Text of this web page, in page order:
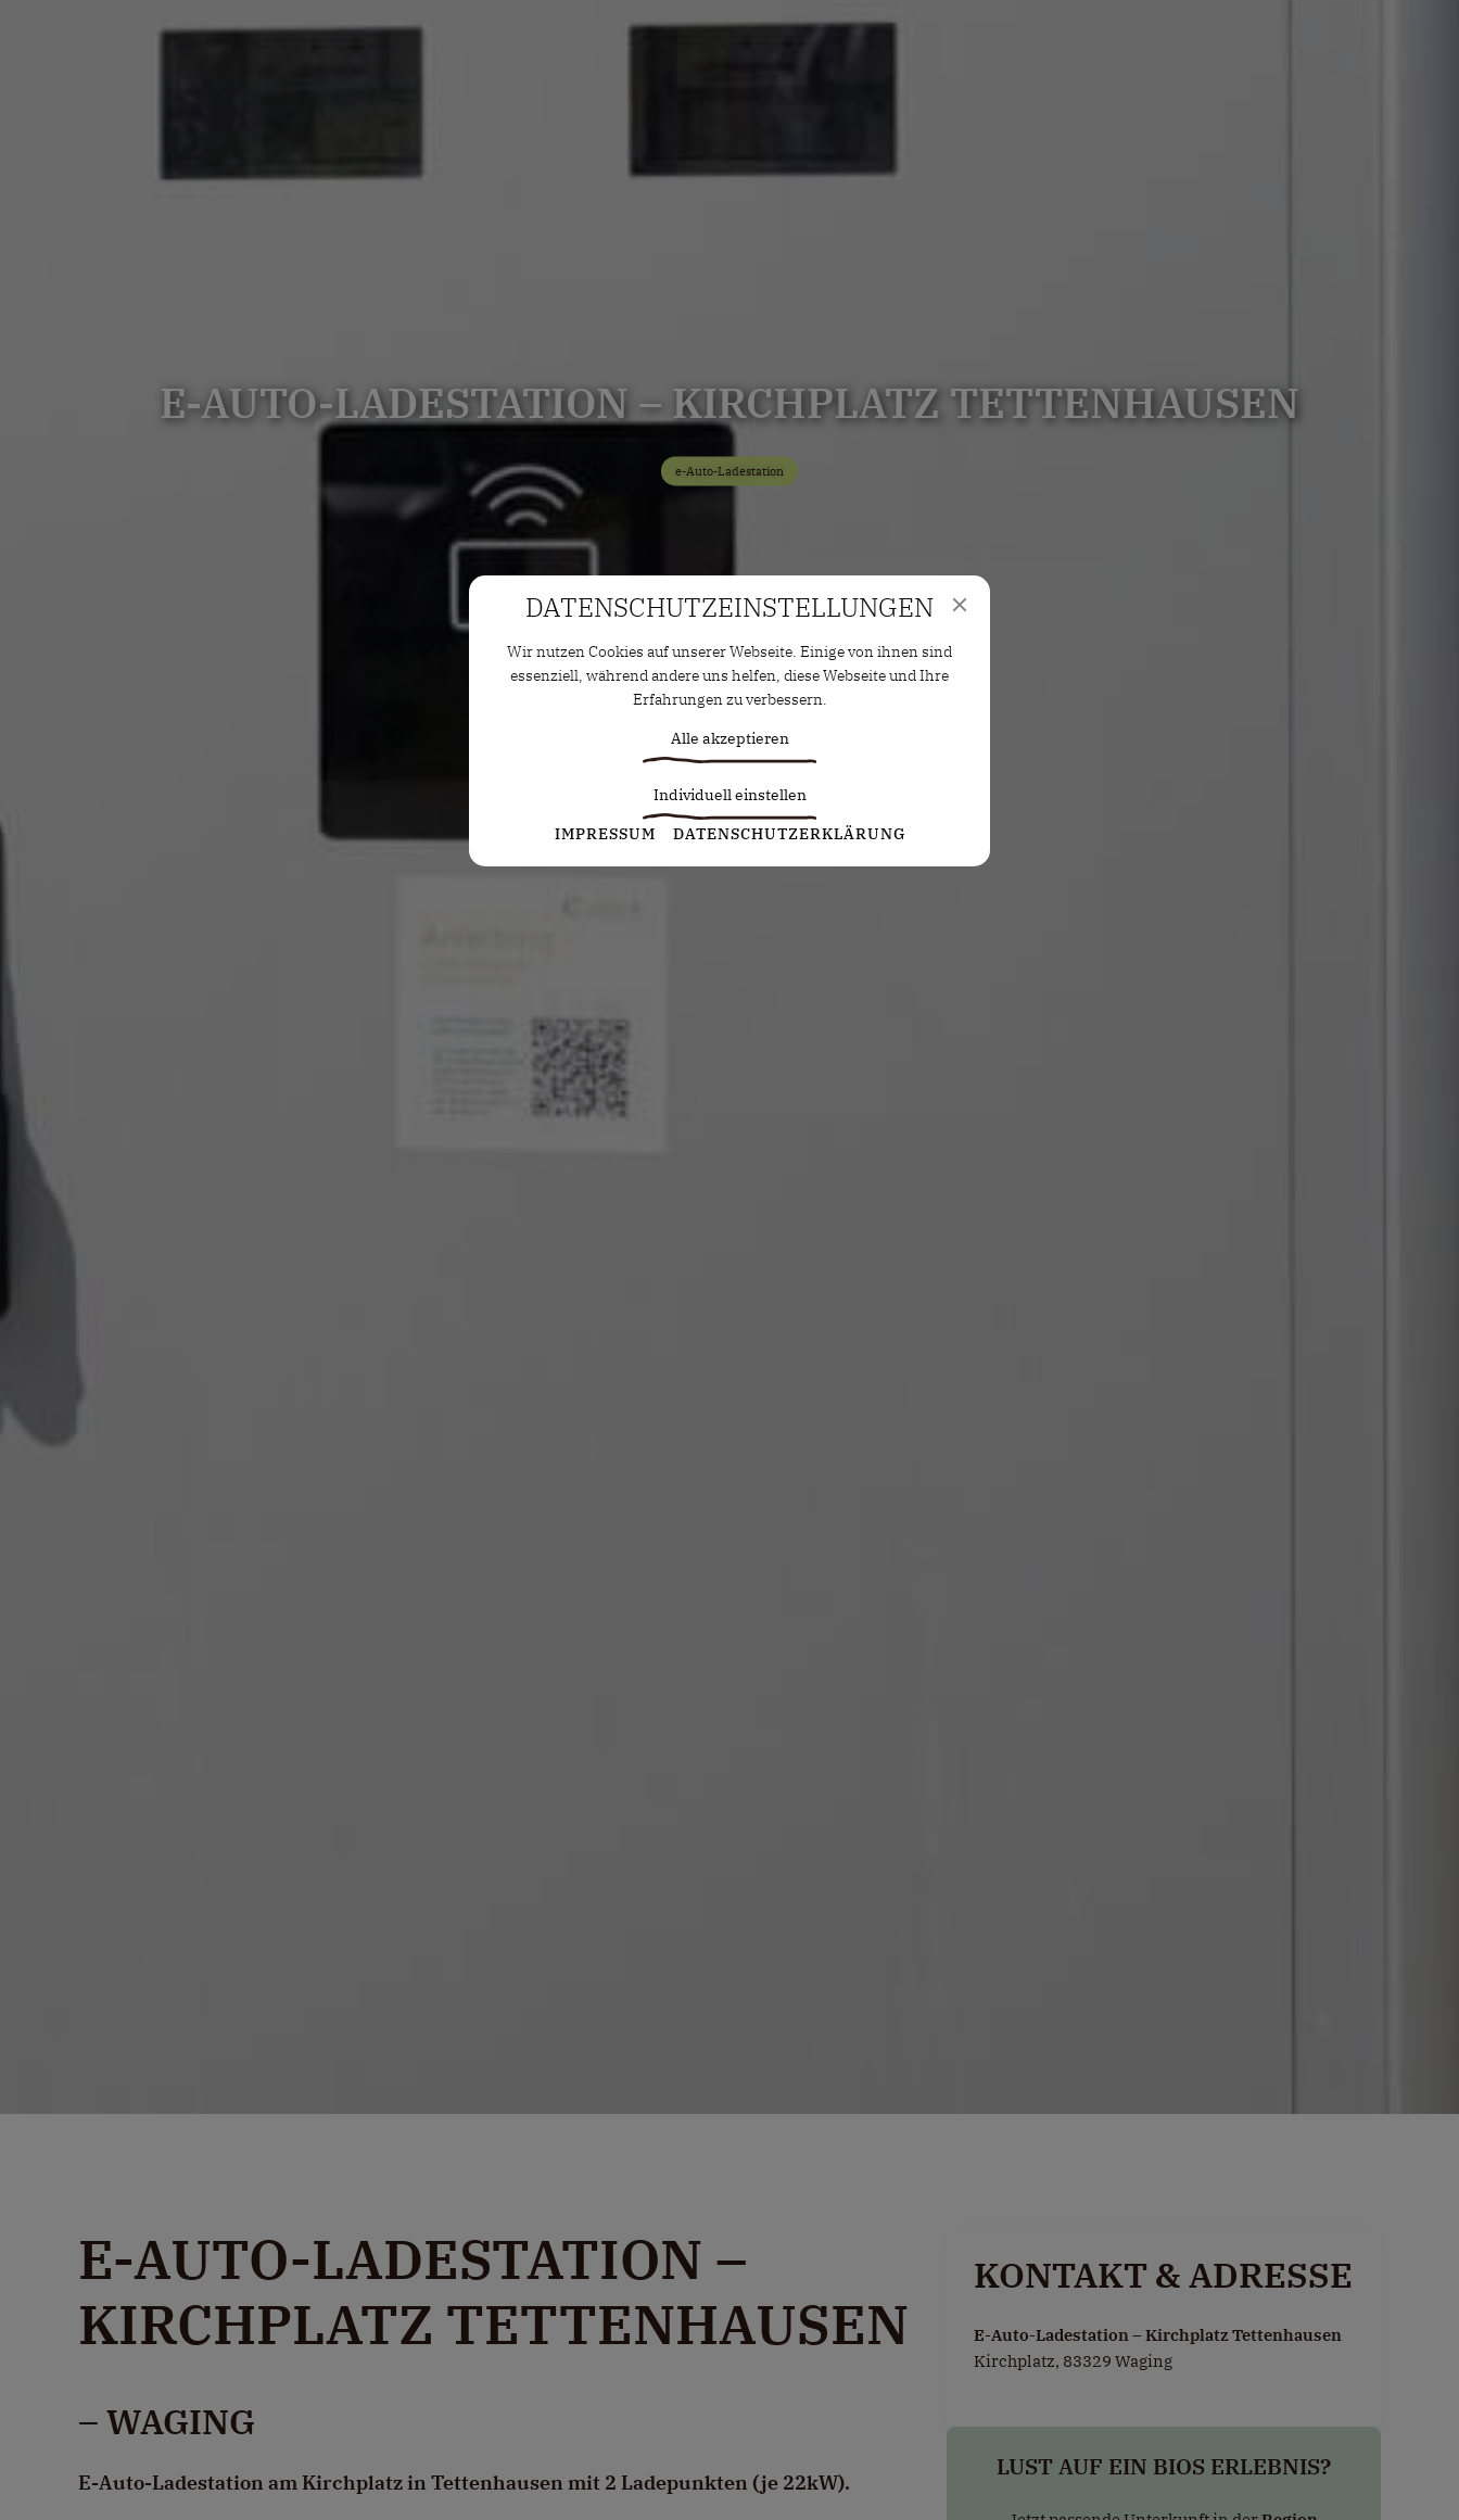
E-AUTO-LADESTATION – KIRCHPLATZ TETTENHAUSEN
e-Auto-Ladestation
E-AUTO-LADESTATION –
KIRCHPLATZ TETTENHAUSEN
– WAGING
E-Auto-Ladestation am Kirchplatz in Tettenhausen mit 2 Ladepunkten (je 22kW).
KONTAKT & ADRESSE
E-Auto-Ladestation – Kirchplatz Tettenhausen
Kirchplatz, 83329 Waging
LUST AUF EIN BIOS ERLEBNIS?
DATENSCHUTZ­EINSTELLUNGEN
Wir nutzen Cookies auf unserer Webseite. Einige von ihnen sind
essenziell, während andere uns helfen, diese Webseite und Ihre
Erfahrungen zu verbessern.
Alle akzeptieren
Individuell einstellen
Statistiken
Diese Cookies erfassen anonyme Statistiken. Diese
Marketing Cookies werden von Drittanbietern oder Publishern
verwendet, um personalisierte Werbung anzuzeigen. Sie tun
dies, indem sie Besucher über Websites hinweg verfolgen.
IMPRESSUM DATENSCHUTZERKLÄRUNG